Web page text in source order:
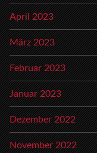
April 2023
März 2023
Februar 2023
Januar 2023
Dezember 2022
November 2022